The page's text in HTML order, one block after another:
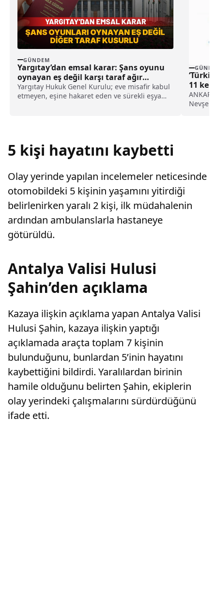
GÜNDEM
Yargıtay’dan emsal karar: Şans oyunu
oynayan eş değil karşı taraf ağır
kusurlu sayıldı
Yargıtay Hukuk Genel Kurulu; eve misafir kabul
etmeyen, eşine hakaret eden ve sürekli eşya
11
5 kişi hayatını kaybetti
Olay yerinde yapılan incelemeler neticesinde
otomobildeki 5 kişinin yaşamını yitirdiği
belirlenirken yaralı 2 kişi, ilk müdahalenin
ardından ambulanslarla hastaneye
götürüldü.
Antalya Valisi Hulusi
Şahin’den açıklama
Kazaya ilişkin açıklama yapan Antalya Valisi
Hulusi Şahin, kazaya ilişkin yaptığı
açıklamada araçta toplam 7 kişinin
bulunduğunu, bunlardan 5’inin hayatını
kaybettiğini bildirdi. Yaralılardan birinin
hamile olduğunu belirten Şahin, ekiplerin
olay yerindeki çalışmalarını sürdürdüğünü
ifade etti.